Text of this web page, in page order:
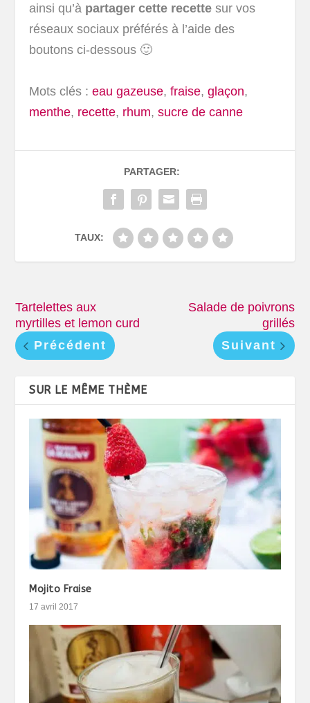
ainsi qu’à partager cette recette sur vos
réseaux sociaux préférés à l’aide des
boutons ci-dessous 🙂
Mots clés : eau gazeuse,fraise,glaçon,
menthe, recette, rhum,sucre de canne
PARTAGER:
TAUX:
Tartelettes aux
myrtilles et lemon curd
Précédent
Salade de poivrons
grillés
Suivant
SUR LE MÊME THÈME
Mojito Fraise
17 avril 2017